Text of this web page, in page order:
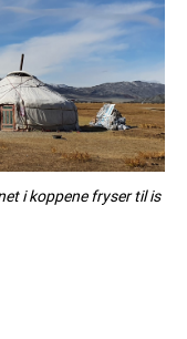
i koppene fryser til is